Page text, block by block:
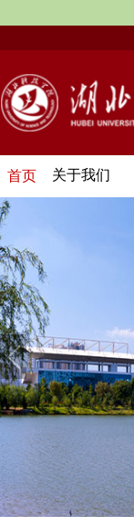
首页 关于我们